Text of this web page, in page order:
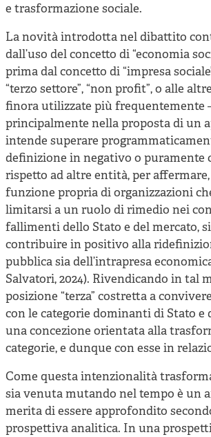
e trasformazione sociale.
La novità introdotta nel dibattito
dall’uso del concetto di “economia
prima dal concetto di “impresa
“terzo settore”, “non profit”, o alle
finora utilizzate più frequentemente
principalmente nella proposta di un
intende superare
definizione in negativo o puramente
rispetto ad altre entità, per affermare,
funzione propria di organizzazioni
limitarsi a un ruolo di rimedio nei
fallimenti dello Stato e del mercato,
contribuire in positivo alla
pubblica sia dell’intrapresa
Salvatori, 2024). Rivendicando in tal
posizione “terza” costretta a
con le categorie dominanti di Stato e
una concezione orientata alla
categorie, e dunque con esse in
Come questa intenzionalità
sia venuta mutando nel tempo è un
merita di essere approfondito
prospettiva analitica. In una